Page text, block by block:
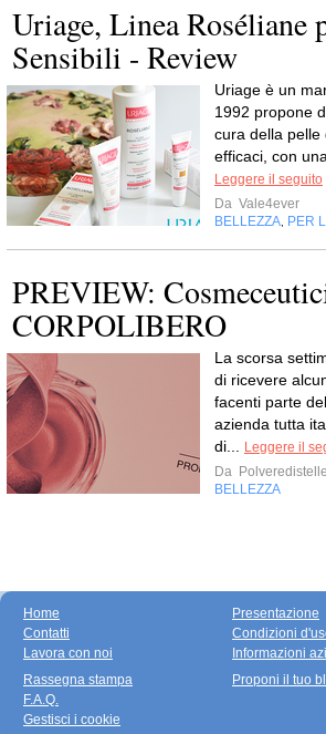
Uriage, Linea Roséliane
Sensibili - Review
Uriage è un
1992 propone
cura della pelle
efficaci, con
Leggere il seguito
Da Vale4ever
BELLEZZA PER
PREVIEW:
CORPOLIBERO
La scorsa
di ricevere
facenti parte
azienda tutta
di...
Leggere il
Da
BELLEZZA
Home
Contatti
Lavora con noi
Presentazione
Condizioni
Informazioni
Rassegna stampa
F.A.Q.
Gestisci i cookie
Proponi il tuo